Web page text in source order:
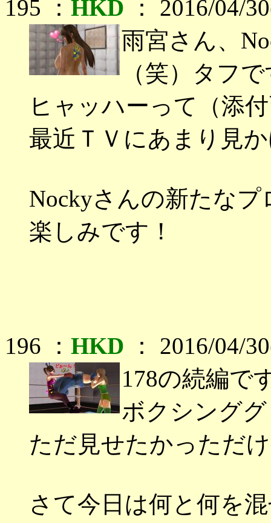
195 ： HKD ： 2016/04/
雨宮さん、
（笑）タフ
ヒャッハーって（添
最近ＴＶにあまり見
Nockyさんの新たな
楽しみです！
196 ： HKD ： 2016/04/
178の続編で
ボクシング
ただ見せたかっただ
さて今日は何と何を